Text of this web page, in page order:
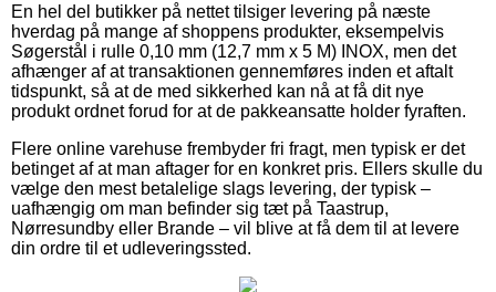
En hel del butikker på nettet tilsiger levering på næste
hverdag på mange af shoppens produkter, eksempelvis
Søgerstål i rulle 0,10 mm (12,7 mm x 5 M) INOX, men det
afhænger af at transaktionen gennemføres inden et aftalt
tidspunkt, så at de med sikkerhed kan nå at få dit nye
produkt ordnet forud for at de pakkeansatte holder fyraften.
Flere online varehuse frembyder fri fragt, men typisk er det
betinget af at man aftager for en konkret pris. Ellers skulle du
vælge den mest betalelige slags levering, der typisk –
uafhængig om man befinder sig tæt på Taastrup,
Nørresundby eller Brande – vil blive at få dem til at levere
din ordre til et udleveringssted.